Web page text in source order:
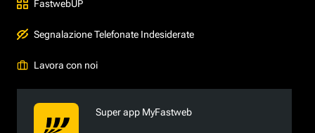
FastwebUP
Segnalazione Telefonate Indesiderate
Lavora con noi
Super app MyFastweb